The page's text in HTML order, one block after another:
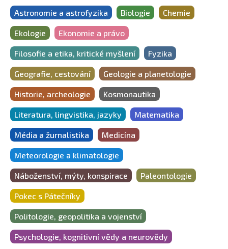
Astronomie a astrofyzika Biologie Chemie
Ekologie Ekonomie a právo
Filosofie a etika, kritické myšlení Fyzika
Geografie, cestování Geologie a planetologie
Historie, archeologie Kosmonautika
Literatura, lingvistika, jazyky Matematika
Média a žurnalistika Medicína
Meteorologie a klimatologie
Náboženství, mýty, konspirace Paleontologie
Pokec s Pátečníky
Politologie, geopolitika a vojenství
Psychologie, kognitivní vědy a neurovědy